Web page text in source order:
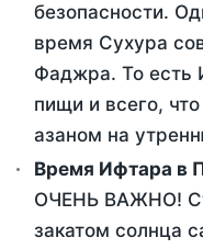
безопасности.
время Сухура
Фаджра. То есть
пищи и всего,
азаном на
Время Ифтара в
ОЧЕНЬ ВАЖНО!
закатом солнца